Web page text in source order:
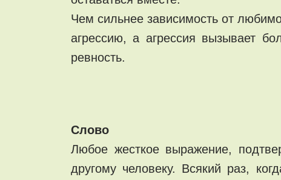
Чем сильнее зависимость от
агрессию, а агрессия вызывает
ревность.
Слово
Любое жесткое выражение,
другому человеку. Всякий раз,